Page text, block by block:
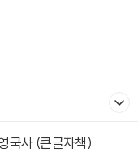
국사 (큰글자책)